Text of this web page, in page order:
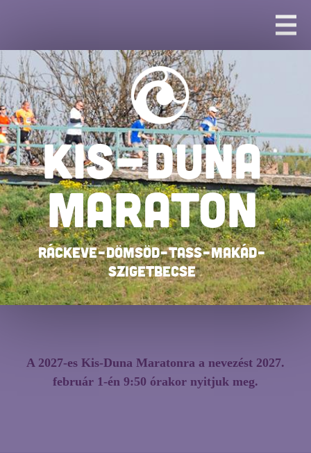
KIS-DUNA
MARATON
Ráckeve–Dömsöd–Tass–Makád–
Szigetbecse
A 2027-es Kis-Duna Maratonra a nevezést 2027.
február 1-én 9:50 órakor nyitjuk meg.